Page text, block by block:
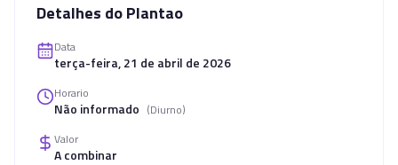
Detalhes do Plantao
Data
terça-feira, 21 de abril de 2026
Horario
Não informado (Diurno)
Valor
A combinar